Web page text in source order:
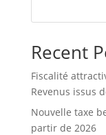
Recent
Fiscalité
Revenus issus
Nouvelle taxe
partir de 2026